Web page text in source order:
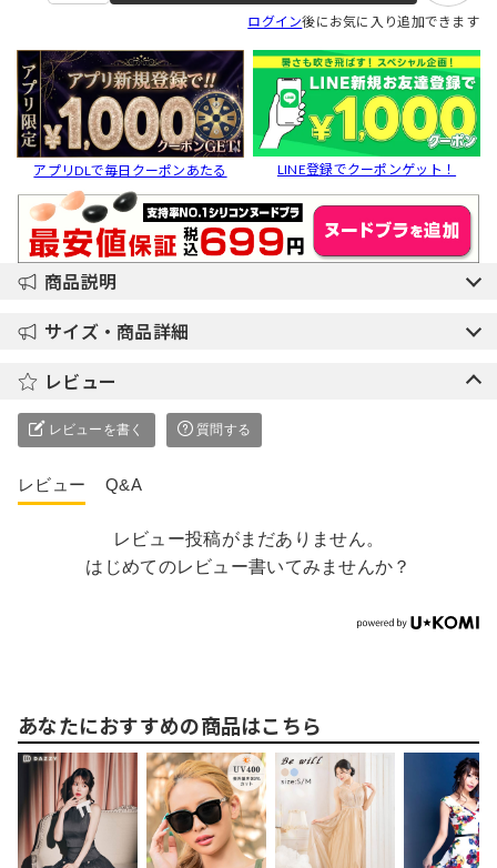
ログイン後にお気に入り追加できます
アプリDLで毎日クーポンあたる LINE登録でクーポンゲット！
商品説明
サイズ・商品詳細
レビュー
レビューを書く 質問する
レビュー Q&A
レビュー投稿がまだありません。
はじめてのレビュー書いてみませんか？
あなたにおすすめの商品はこちら